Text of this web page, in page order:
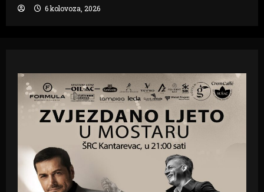
6 kolovoza, 2026